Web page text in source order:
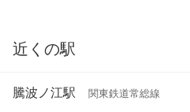
近くの駅
騰波ノ江駅 関東鉄道常総線